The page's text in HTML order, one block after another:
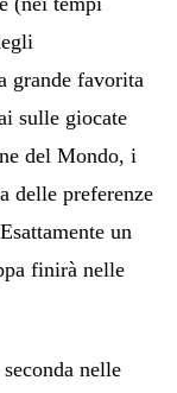
grande favorita
sulle giocate
del Mondo, i
delle preferenze
un
finirà nelle
nelle